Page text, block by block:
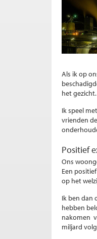
Als ik op
het
Ik speel
vrienden
Positief
Ons
Een
op het
Ik ben dan
hebben
nakomen
miljard